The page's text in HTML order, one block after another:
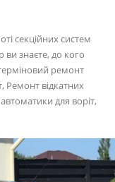
секційних систем
ви знаєте, до кого
ремонт
Ремонт відкатних
для воріт,